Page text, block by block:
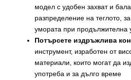
модел с удобен захват и
разпределение на теглото,
умората при продължителна
Потърсете издръжлива
инструмент, изработен от
материали, които могат да
употреба и за дълго време